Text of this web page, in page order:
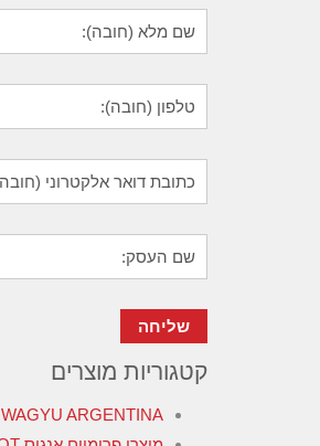
קטגוריות מוצרים
WAGYU ARGENTINA